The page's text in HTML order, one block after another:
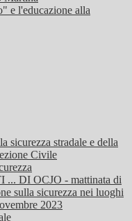
e l'educazione alla
sicurezza stradale e della
Civile
DI OCJO - mattinata di
sulla sicurezza nei luoghi
2023